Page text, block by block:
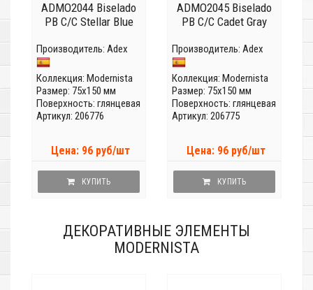
ADMO2044 Biselado
PB C/C Stellar Blue
Производитель: Adex
Коллекция: Modernista
Размер: 75x150 мм
Поверхность: глянцевая
Артикул: 206776
Цена: 96 руб/шт
КУПИТЬ
ADMO2045 Biselado
PB C/C Cadet Gray
Производитель: Adex
Коллекция: Modernista
Размер: 75x150 мм
Поверхность: глянцевая
Артикул: 206775
Цена: 96 руб/шт
КУПИТЬ
ДЕКОРАТИВНЫЕ ЭЛЕМЕНТЫ
MODERNISTA